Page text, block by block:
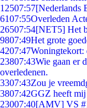
12507:57[Nederlands
6107:55Overleden
26507:54[NET5] Het
9807:49Het grote
4207:47Woningtekort:
23807:43Wie gaan er
overledenen.
3307:43Zou je
3807:42GGZ heeft mij
23007:40[AMV] VS